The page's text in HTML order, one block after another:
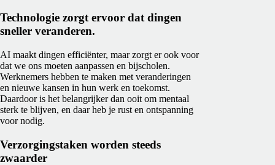
Technologie zorgt ervoor dat dingen
sneller veranderen.
AI maakt dingen efficiënter, maar zorgt er ook voor
dat we ons moeten aanpassen en bijscholen.
Werknemers hebben te maken met veranderingen
en nieuwe kansen in hun werk en toekomst.
Daardoor is het belangrijker dan ooit om mentaal
sterk te blijven, en daar heb je rust en ontspanning
voor nodig.
Verzorgingstaken worden steeds
zwaarder